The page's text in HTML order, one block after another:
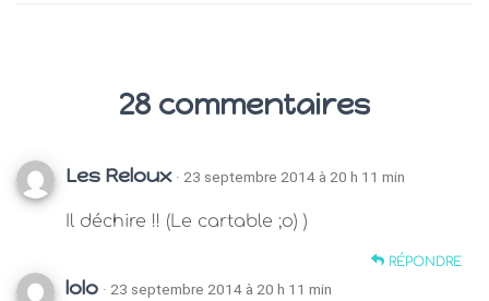
28 commentaires
Les Reloux · 23 septembre 2014 à 20 h 11 min
Il déchire !! (Le cartable ;o) )
RÉPONDRE
lolo · 23 septembre 2014 à 20 h 11 min